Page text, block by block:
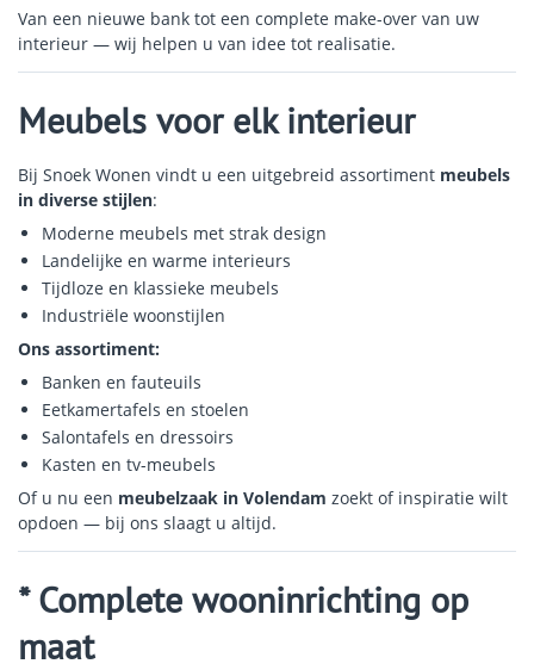
Van een nieuwe bank tot een complete make-over van uw
interieur — wij helpen u van idee tot realisatie.
Meubels voor elk interieur
Bij Snoek Wonen vindt u een uitgebreid assortiment meubels
in diverse stijlen:
Moderne meubels met strak design
Landelijke en warme interieurs
Tijdloze en klassieke meubels
Industriële woonstijlen
Ons assortiment:
Banken en fauteuils
Eetkamertafels en stoelen
Salontafels en dressoirs
Kasten en tv-meubels
Of u nu een meubelzaak in Volendam zoekt of inspiratie wilt
opdoen — bij ons slaagt u altijd.
* Complete wooninrichting op
maat